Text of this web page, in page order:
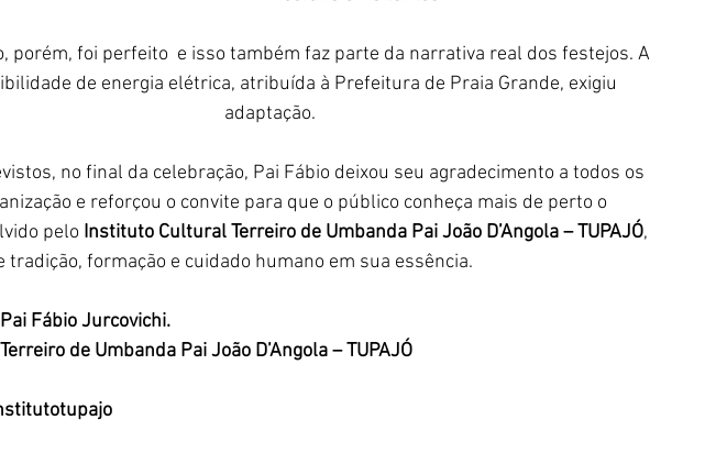
porém, foi perfeito  e isso também faz parte da narrativa real dos festejos. A
de energia elétrica, atribuída à Prefeitura de Praia Grande, exigiu
adaptação.
no final da celebração, Pai Fábio deixou seu agradecimento a todos os
e reforçou o convite para que o público conheça mais de perto o
pelo Instituto Cultural Terreiro de Umbanda Pai João D’Angola – TUPAJÓ,
tradição, formação e cuidado humano em sua essência.
Fábio Jurcovichi.
de Umbanda Pai João D’Angola – TUPAJÓ